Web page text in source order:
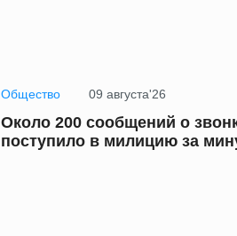
Общество 09 августа'26
Около 200 сообщений о
поступило в милицию за